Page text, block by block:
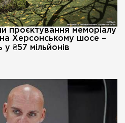
проєктування меморіалу
Херсонському шосе –
₴57 мільйонів